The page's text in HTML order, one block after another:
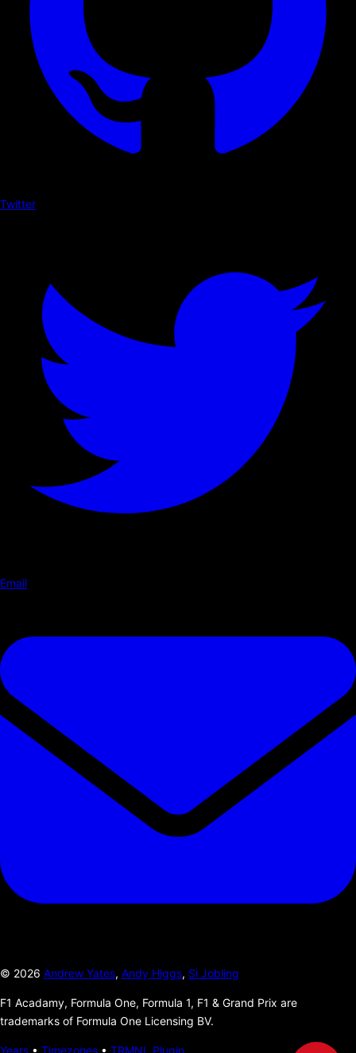
Twitter
Email
© 2026 Andrew Yates, Andy Higgs, Si Jobling
F1 Acadamy, Formula One, Formula 1, F1 & Grand Prix are
trademarks of Formula One Licensing BV.
Years • Timezones • TRMNL Plugin